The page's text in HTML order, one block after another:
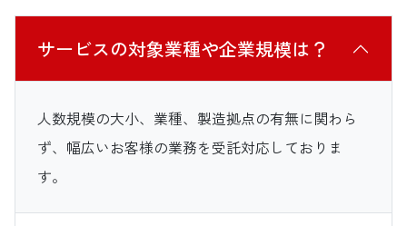
サービスの対象業種や企業規模は？
人数規模の大小、業種、製造拠点の有無に関わら
ず、幅広いお客様の業務を受託対応しておりま
す。